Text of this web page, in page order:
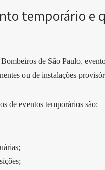
temporário e
de São Paulo,
ou de instalações
de eventos temporários são: